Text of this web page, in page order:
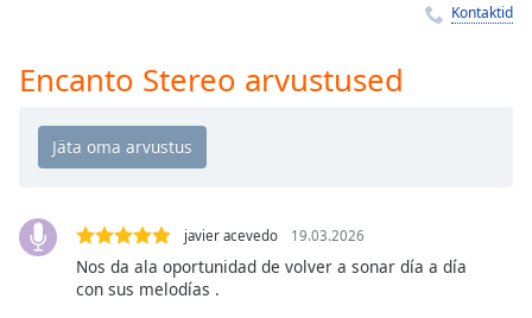
Time-
Chapters
Chapters
Kontaktid
Encanto Stereo arvustused
javier acevedo 19.03.2026
Nos da ala oportunidad de volver a sonar día a día
con sus melodías .